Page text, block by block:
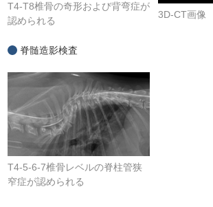
T4-T8椎骨の奇形および背弯症が
認められる
3D-CT画像
脊髄造影検査
T4-5-6-7椎骨レベルの脊柱管狭
窄症が認められる